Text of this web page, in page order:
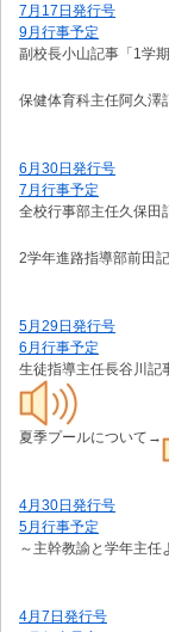
7月17日発行号
9月行事予定
副校長小山記事「1学
保健体育科主任阿久
6月30日発行号
7月行事予定
全校行事部主任久保
2学年進路指導部前田
5月29日発行号
6月行事予定
生徒指導主任長谷川
夏季プールについて→
4月30日発行号
5月行事予定
～主幹教諭と学年主
4月7日発行号